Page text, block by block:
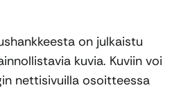
on julkaistu
kuvia. Kuviin voi
nettisivuilla osoitteessa